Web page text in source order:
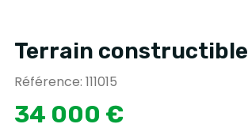
Terrain constructible
Référence: 111015
34 000 €